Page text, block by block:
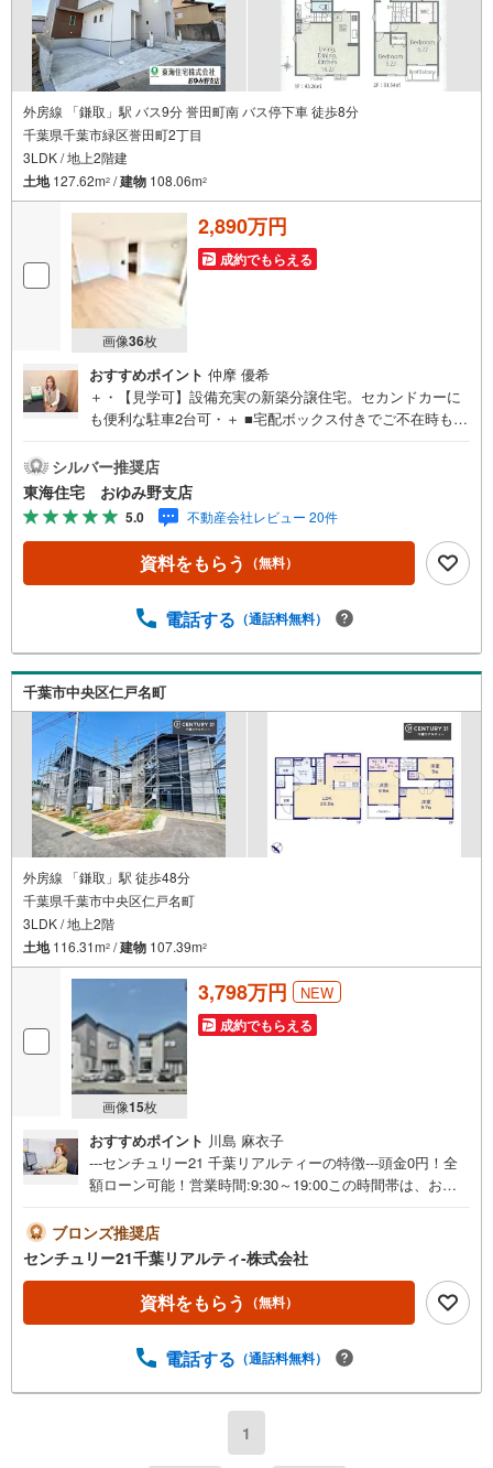
外房線 「鎌取」駅 バス9分 誉田町南 バス停下車 徒歩8分
千葉県千葉市緑区誉田町2丁目
3LDK / 地上2階建
土地127.62m2 /建物 108.06m2
画像36枚
2,890万円
成約でもらえる
おすすめポイント 仲摩 優希
＋・【見学可】設備充実の新築分譲住宅。セカンドカーに
も便利な駐車2台可・＋ ■宅配ボックス付きでご不在時も安
来ますのでお気軽にお問い合わせください＾＾【周辺環
境】■誉田小学校 徒歩約9分■誉田中学校 徒歩約12分■セ
ブンイレブン千葉誉田店 徒歩約9分■マミーマート誉田
店 徒歩約9分■ツルハドラッグ誉田店 徒歩約9分■誉田南
公園 徒歩約7分■おゆみの中央病院 徒歩約28分【おゆみ
野支店について】・当日のご予約も承ります。お気軽にお
えないお店」・気軽に聞いてみたい方からじっくり相談し
します！ おおよその所要時間や内容は、下記をご参考く
ださい。・現地/物件見学（30分～）・ご希望条件のご相談
（30分～）・資金計画のご相談（30分～）
シルバー推奨店
東海住宅 おゆみ野支店
5.0 不動産会社レビュー 20件
資料をもらう （無料）
電話する （通話料無料）
千葉市中央区仁戸名町
外房線 「鎌取」駅 徒歩48分
千葉県千葉市中央区仁戸名町
3LDK / 地上2階
土地116.31m2 /建物 107.39m2
画像15枚
3,798万円 NEW
成約でもらえる
おすすめポイント 川島 麻衣子
---センチュリー21 千葉リアルティーの特徴---頭金0円！全
額ローン可能！営業時間:9:30～19:00この時間帯は、お電
約で当日見学が可能です●（1）［室内・現地を見学する］
をクリック！（2）本日～4日以内をご希望の方は 「ご要
望・ご質問欄」に希望日時をご記入ください！物件情報だ
けでなく、周辺環境等も一緒にご案内いたします。写真で
見る外観・室内の雰囲気は違います。ぜひ現地で実際にご
が選ばれるポイント》●複数路線利用可能な千葉駅より徒歩
制家を買う前から買った後までトータルプランニングのご
提案をいたします。購入に向けてわからないこと、不安な
ブロンズ推奨店
センチュリー21千葉リアルティ-株式会社
資料をもらう （無料）
電話する （通話料無料）
1